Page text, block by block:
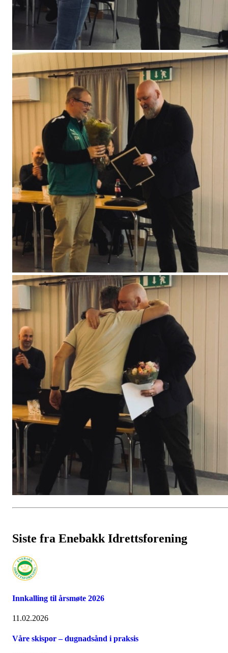
Siste fra Enebakk Idrettsforening
Innkalling til årsmøte 2026
11.02.2026
Våre skispor – dugnadsånd i praksis